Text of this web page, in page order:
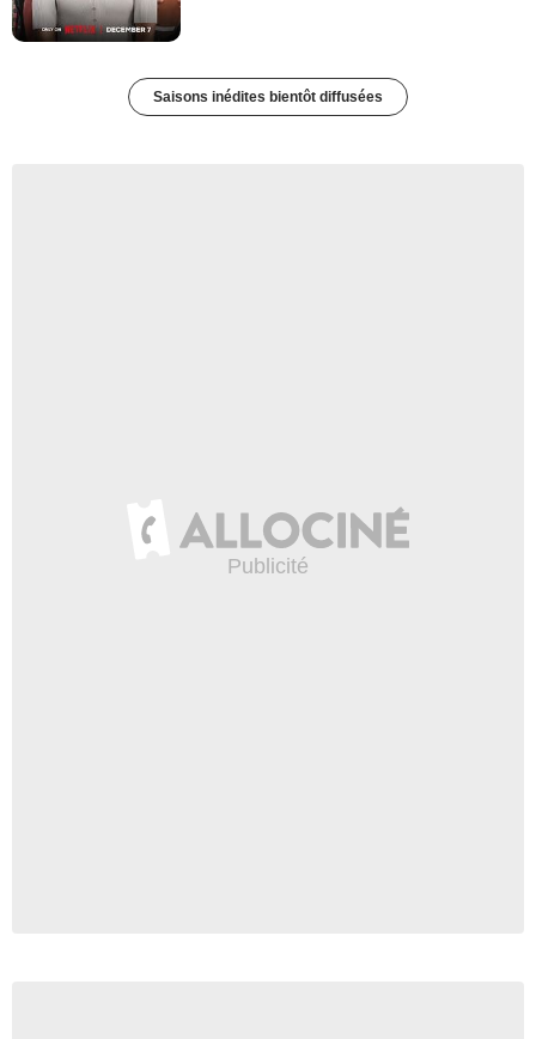
Saisons inédites bientôt diffusées